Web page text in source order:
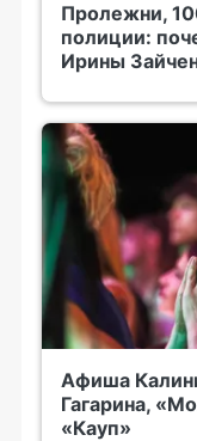
Пролежни,
полиции:
Ирины
Афиша
Гагарина,
«Кауп»